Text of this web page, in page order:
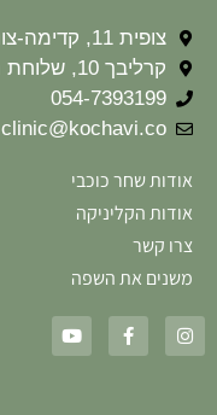
צופית 11, קדימה-צורן
קרליבך 10, שלוחת תל-אביב
054-7393199
clinic@kochavi.co
אודות שחר כוכבי
אודות הקליניקה
צרו קשר
משנים את השפה